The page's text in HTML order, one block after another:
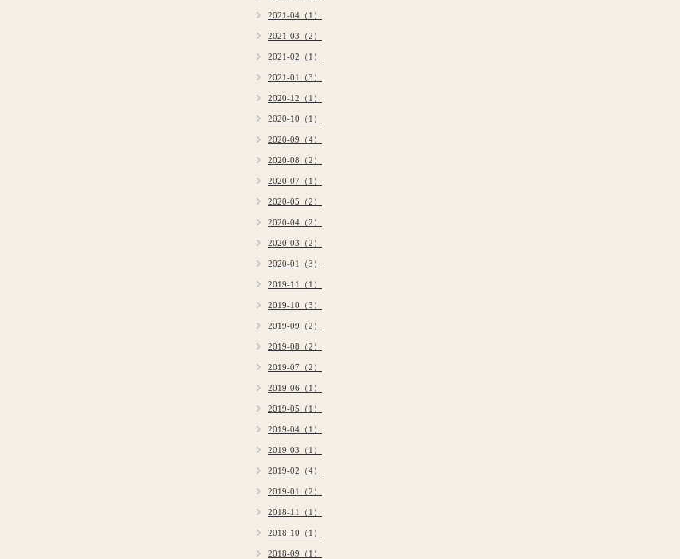
2021-04（1）
2021-03（2）
2021-02（1）
2021-01（3）
2020-12（1）
2020-10（1）
2020-09（4）
2020-08（2）
2020-07（1）
2020-05（2）
2020-04（2）
2020-03（2）
2020-01（3）
2019-11（1）
2019-10（3）
2019-09（2）
2019-08（2）
2019-07（2）
2019-06（1）
2019-05（1）
2019-04（1）
2019-03（1）
2019-02（4）
2019-01（2）
2018-11（1）
2018-10（1）
2018-09（1）